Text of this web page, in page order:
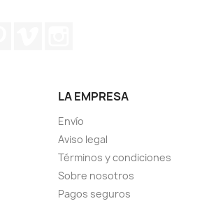
LA EMPRESA
Envío
Aviso legal
Términos y condiciones
Sobre nosotros
Pagos seguros